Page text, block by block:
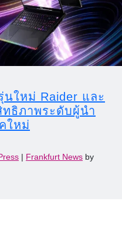
นใหม่ Raider และ
ธิภาพระดับผู้นำ
ใหม่
| Frankfurt News by